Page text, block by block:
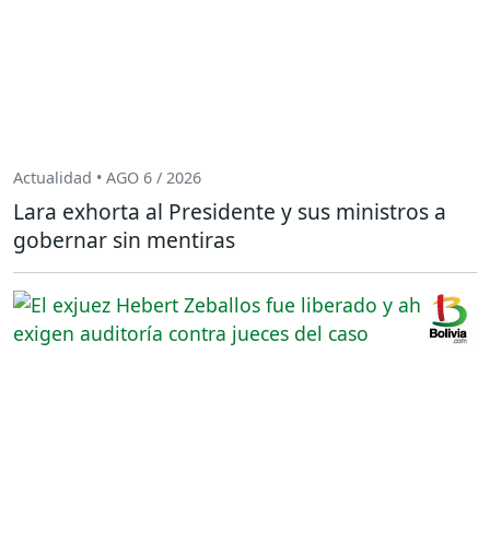
Actualidad • AGO 6 / 2026
Lara exhorta al Presidente y sus ministros a
gobernar sin mentiras